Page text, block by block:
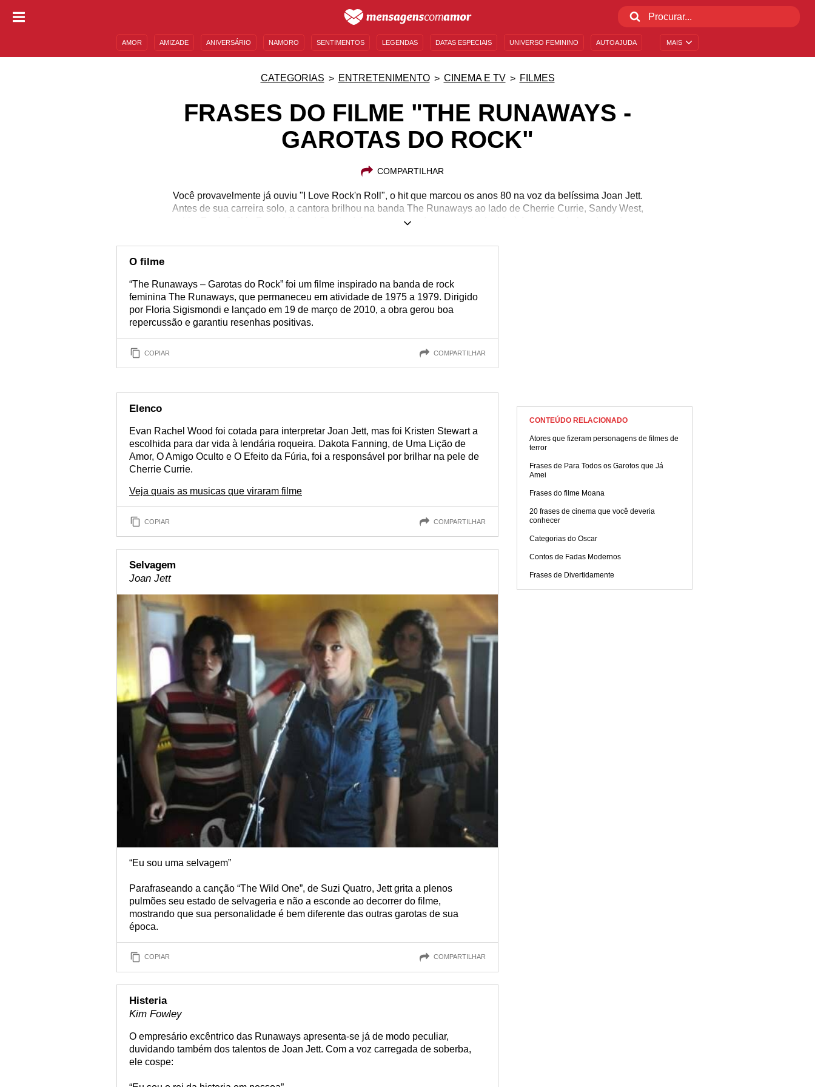
MAIS
AMOR AMIZADE ANIVERSÁRIO NAMORO SENTIMENTOS LEGENDAS DATAS ESPECIAIS UNIVERSO FEMININO AUTOAJUDA
CATEGORIAS ENTRETENIMENTO CINEMA E TV FILMES
FRASES DO FILME "THE RUNAWAYS -
GAROTAS DO ROCK"
COMPARTILHAR
Você provavelmente já ouviu "I Love Rock'n Roll", o hit que marcou os anos 80 na voz da belíssima Joan Jett.
Antes de sua carreira solo, a cantora brilhou na banda The Runaways ao lado de Cherrie Currie, Sandy West,
Lita Ford, Jackie Fox e Michael Steele. A fama, em grande parte, veio devido à formação da banda: todas
abrindo portas para que outras mulheres também se sentissem aptas a formar uma banda. Em 2010, Kristen
O filme
“The Runaways – Garotas do Rock” foi um filme inspirado na banda de rock
feminina The Runaways, que permaneceu em atividade de 1975 a 1979. Dirigido
por Floria Sigismondi e lançado em 19 de março de 2010, a obra gerou boa
repercussão e garantiu resenhas positivas.
COPIAR COMPARTILHAR
Elenco
Evan Rachel Wood foi cotada para interpretar Joan Jett, mas foi Kristen Stewart a
escolhida para dar vida à lendária roqueira. Dakota Fanning, de Uma Lição de
Amor, O Amigo Oculto e O Efeito da Fúria, foi a responsável por brilhar na pele de
Cherrie Currie.
Veja quais as musicas que viraram filme
COPIAR COMPARTILHAR
Selvagem
Joan Jett
“Eu sou uma selvagem”
Parafraseando a canção “The Wild One”, de Suzi Quatro, Jett grita a plenos
pulmões seu estado de selvageria e não a esconde ao decorrer do filme,
mostrando que sua personalidade é bem diferente das outras garotas de sua
época.
COPIAR COMPARTILHAR
Histeria
Kim Fowley
O empresário excêntrico das Runaways apresenta-se já de modo peculiar,
duvidando também dos talentos de Joan Jett. Com a voz carregada de soberba,
ele cospe:
CONTEÚDO RELACIONADO
Atores que fizeram personagens de filmes de
terror
Frases de Para Todos os Garotos que Já
Amei
Frases do filme Moana
20 frases de cinema que você deveria
conhecer
Categorias do Oscar
Contos de Fadas Modernos
Frases de Divertidamente